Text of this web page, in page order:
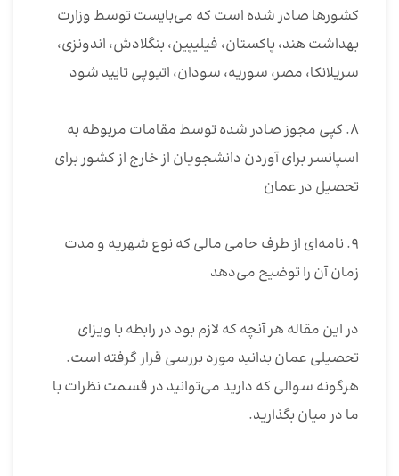
کشورها صادر شده است که می‌بایست توسط وزارت
بهداشت هند، پاکستان، فیلیپین، بنگلادش، اندونزی،
سریلانکا، مصر، سوریه، سودان، اتیوپی تایید شود
۸. کپی مجوز صادر شده توسط مقامات مربوطه به
اسپانسر برای آوردن دانشجویان از خارج از کشور برای
تحصیل در عمان
۹. نامه‌ای از طرف حامی مالی که نوع شهریه و مدت
زمان آن را توضیح می‌دهد
در این مقاله هر آنچه که لازم بود در رابطه با ویزای
تحصیلی عمان بدانید مورد بررسی قرار گرفته است.
هرگونه سوالی که دارید می‌توانید در قسمت نظرات با
ما در میان بگذارید.